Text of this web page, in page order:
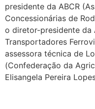
presidente da ABCR
Concessionárias de
o diretor-presidente da
Transportadores
assessora técnica de
(Confederação da
Elisangela Pereira